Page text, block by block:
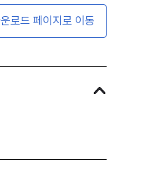
로드 페이지로 이동